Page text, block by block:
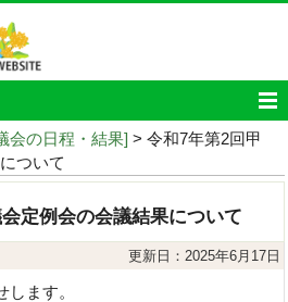
会の日程・結果] > 令和7年第2回甲
ついて
定例会の会議結果について
更新日：2025年6月17日
ます。